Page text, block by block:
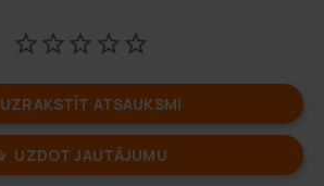
UZRAKSTĪT ATSAUKSMI
UZDOT JAUTĀJUMU